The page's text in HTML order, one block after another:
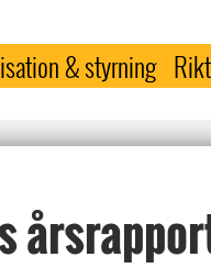
& styrning